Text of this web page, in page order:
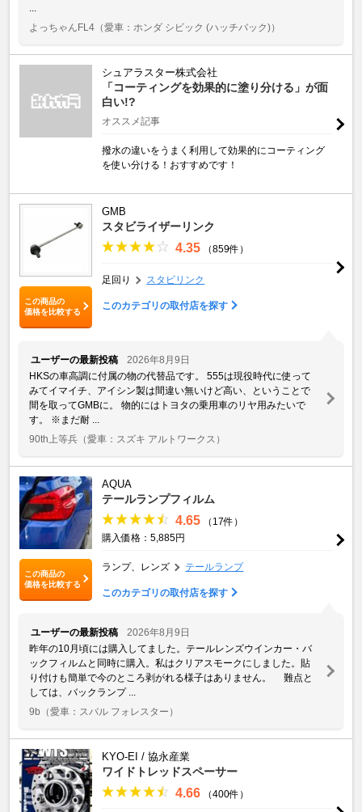
よっちゃんFL4 （愛車：ホンダ シビック (ハッチバック)）
シュアラスター株式会社
「コーティングを効果的に塗り分ける」が面
白い!?
オススメ記事
撥水の違いをうまく利用して効果的にコーティング
を使い分ける！おすすめです！
この商品の
価格を比較する
GMB
スタビライザーリンク
4.35 （859件）
足回り スタビリンク
このカテゴリの取付店を探す
ユーザーの最新投稿
2026年8月9日
HKSの車高調に付属の物の代替品です。 555は現役時代に使って
みてイマイチ、アイシン製は間違い無いけど高い、ということで
間を取ってGMBに。 物的にはトヨタの乗用車のリヤ用みたいで
す。 ※まだ耐 ...
90th上等兵 （愛車：スズキ アルトワークス）
この商品の
価格を比較する
AQUA
テールランプフィルム
4.65
（17件）
購入価格：5,885円
ランプ、レンズ テールランプ
このカテゴリの取付店を探す
ユーザーの最新投稿
2026年8月9日
昨年の10月頃には購入してました。テールレンズウインカー・バ
ックフィルムと同時に購入。私はクリアスモークにしました。貼
り付けも簡単で今のところ剥がれる様子はありません。 難点と
しては、バックランプ ...
9b （愛車：スバル フォレスター）
KYO-EI / 協永産業
ワイドトレッドスペーサー
4.66 （400件）